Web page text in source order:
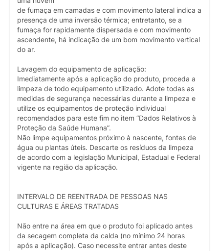
de fumaça em camadas e com movimento lateral indica a
presença de uma inversão térmica; entretanto, se a
fumaça for rapidamente dispersada e com movimento
ascendente, há indicação de um bom movimento vertical
do ar.
Lavagem do equipamento de aplicação:
Imediatamente após a aplicação do produto, proceda a
limpeza de todo equipamento utilizado. Adote todas as
medidas de segurança necessárias durante a limpeza e
utilize os equipamentos de proteção individual
recomendados para este fim no item “Dados Relativos à
Proteção da Saúde Humana”.
Não limpe equipamentos próximo à nascente, fontes de
água ou plantas úteis. Descarte os resíduos da limpeza
de acordo com a legislação Municipal, Estadual e Federal
vigente na região da aplicação.
INTERVALO DE REENTRADA DE PESSOAS NAS
CULTURAS E ÁREAS TRATADAS
Não entre na área em que o produto foi aplicado antes
da secagem completa da calda (no mínimo 24 horas
após a aplicação). Caso necessite entrar antes deste